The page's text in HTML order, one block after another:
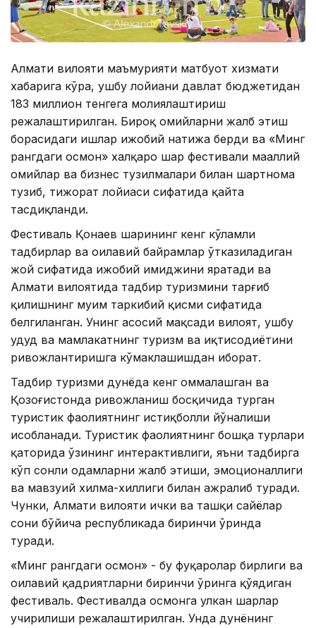
Алмати вилояти маъмурияти матбуот хизмати
хабарига кўра, ушбу лойиҳани давлат бюджетидан
183 миллион тенгега молиялаштириш
режалаштирилган. Бироқ ҳомийларни жалб этиш
борасидаги ишлар ижобий натижа берди ва «Минг
рангдаги осмон» халқаро шар фестивали маҳаллий
ҳомийлар ва бизнес тузилмалари билан шартнома
тузиб, тижорат лойиҳаси сифатида қайта
тасдиқланди.
Фестиваль Қонаев шаҳрининг кенг кўламли
тадбирлар ва оилавий байрамлар ўтказиладиган
жой сифатида ижобий имиджини яратади ва
Алмати вилоятида тадбир туризмини тарғиб
қилишнинг муҳим таркибий қисми сифатида
белгиланган. Унинг асосий мақсади вилоят, ушбу
ҳудуд ва мамлакатнинг туризм ва иқтисодиётини
ривожлантиришга кўмаклашишдан иборат.
Тадбир туризми дунёда кенг оммалашган ва
Қозоғистонда ривожланиш босқичида турган
туристик фаолиятнинг истиқболли йўналиши
ҳисобланади. Туристик фаолиятнинг бошқа турлари
қаторида ўзининг интерактивлиги, яъни тадбирга
кўп сонли одамларни жалб этиши, эмоционаллиги
ва мавзуий хилма-хиллиги билан ажралиб туради.
Чунки, Алмати вилояти ички ва ташқи сайёҳлар
сони бўйича республикада биринчи ўринда
туради.
«Минг рангдаги осмон» - бу фуқаролар бирлиги ва
оилавий қадриятларни биринчи ўринга қўядиган
фестиваль. Фестивалда осмонга улкан шарлар
учирилиши режалаштирилган. Унда дунёнинг